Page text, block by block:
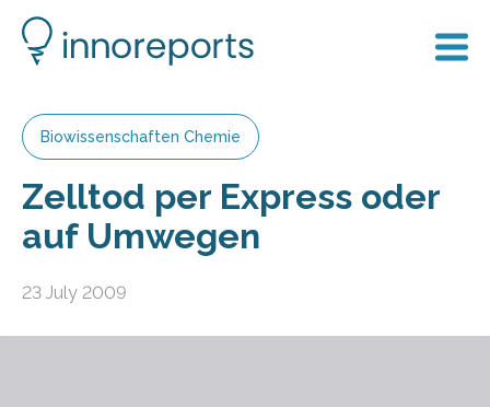
Biowissenschaften Chemie
Zelltod per Express oder
auf Umwegen
23 July 2009